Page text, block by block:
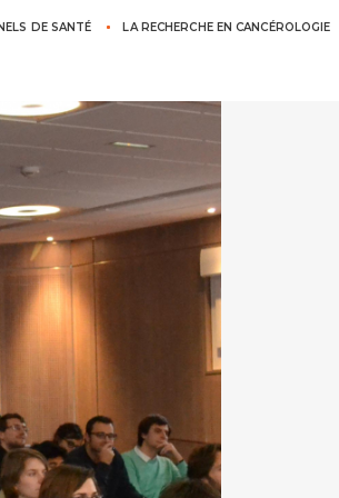
DE SANTÉ
LA RECHERCHE EN CANCÉROLOGIE